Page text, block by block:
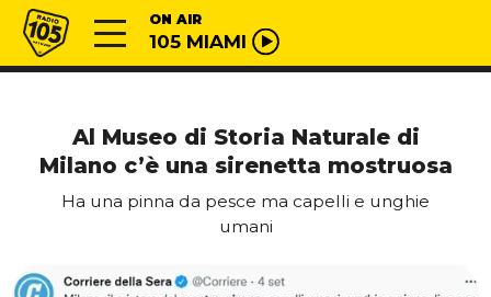
Vai al contenuto
Radio 105 ON AIR
105 MIAMI
Al Museo di Storia Naturale di
Milano c’è una sirenetta mostruosa
Ha una pinna da pesce ma capelli e unghie
umani